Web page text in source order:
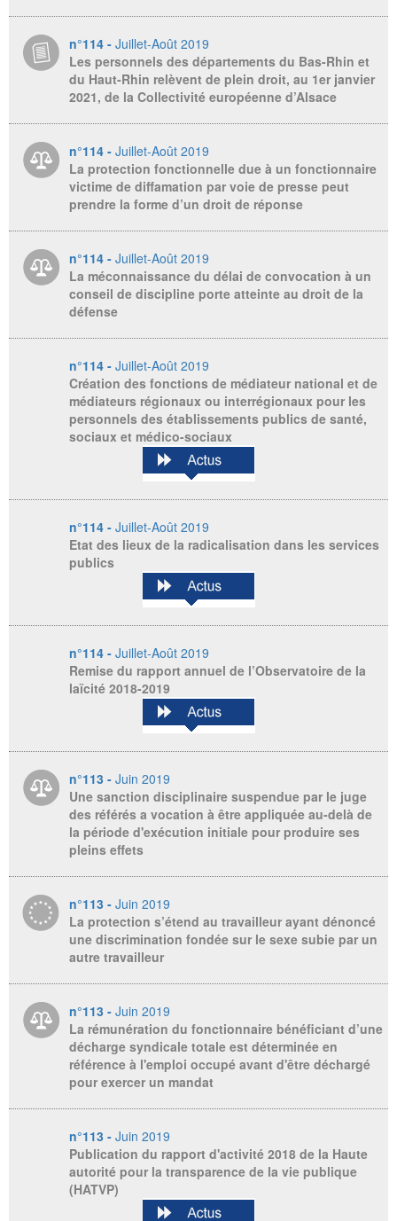
n°114 - Juillet-Août 2019
Les personnels des départements du Bas-Rhin et
du Haut-Rhin relèvent de plein droit, au 1er janvier
2021, de la Collectivité européenne d’Alsace
n°114 - Juillet-Août 2019
La protection fonctionnelle due à un fonctionnaire
victime de diffamation par voie de presse peut
prendre la forme d’un droit de réponse
n°114 - Juillet-Août 2019
La méconnaissance du délai de convocation à un
conseil de discipline porte atteinte au droit de la
défense
n°114 - Juillet-Août 2019
Création des fonctions de médiateur national et de
médiateurs régionaux ou interrégionaux pour les
personnels des établissements publics de santé,
sociaux et médico-sociaux
n°114 - Juillet-Août 2019
Etat des lieux de la radicalisation dans les services
publics
n°114 - Juillet-Août 2019
Remise du rapport annuel de l’Observatoire de la
laïcité 2018-2019
n°113 - Juin 2019
Une sanction disciplinaire suspendue par le juge
des référés a vocation à être appliquée au-delà de
la période d'exécution initiale pour produire ses
pleins effets
n°113 - Juin 2019
La protection s’étend au travailleur ayant dénoncé
une discrimination fondée sur le sexe subie par un
autre travailleur
n°113 - Juin 2019
La rémunération du fonctionnaire bénéficiant d’une
décharge syndicale totale est déterminée en
référence à l'emploi occupé avant d'être déchargé
pour exercer un mandat
n°113 - Juin 2019
Publication du rapport d'activité 2018 de la Haute
autorité pour la transparence de la vie publique
(HATVP)